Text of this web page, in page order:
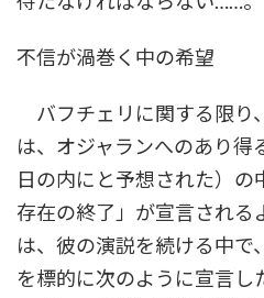
不信が渦巻く中の希望
バフチェリに関する限り
は、オジャランへのあり得
日の内にと予想された）の
存在の終了」が宣言される
は、彼の演説を続ける中で
を標的に次のように宣言し